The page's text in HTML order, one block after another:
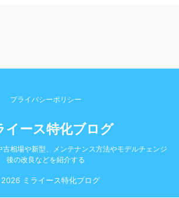
プライバシーポリシー
イース特化ブログ
相場や新型、メンテナンス方法やモデルチェンジ
後の改良などを紹介する
ミライース特化ブログ